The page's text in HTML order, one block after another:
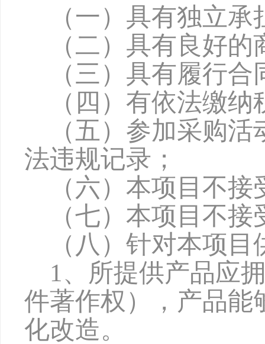
（一）具有独立
（二）具有良好
（三）具有履行
（四）有依法缴
（五）参加采购
法违规记录；
（六）本项目不
（七）本项目不
（八）针对本项
1、所提供产品应
件著作权），产品能
化改造。